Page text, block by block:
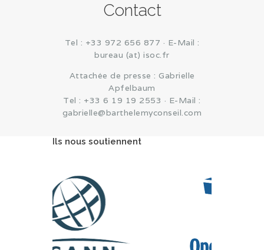
Contact
Tel : +33 972 656 877 · E-Mail :
bureau (at) isoc.fr
Attachée de presse : Gabrielle
Apfelbaum
Tel : +33 6 19 19 2553 · E-Mail :
gabrielle@barthelemyconseil.com
Ils nous soutiennent